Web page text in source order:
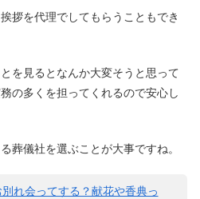
拶を代理でしてもらうこともでき
を見るとなんか大変そうと思って
の多くを担ってくれるので安心し
葬儀社を選ぶことが大事ですね。
れ会ってする？献花や香典っ